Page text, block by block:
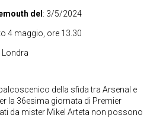
del : 3/5/2024
4 maggio, ore 13.30
Londra
della sfida tra Arsenal e
la 36esima giornata di Premier
da mister Mikel Arteta non possono